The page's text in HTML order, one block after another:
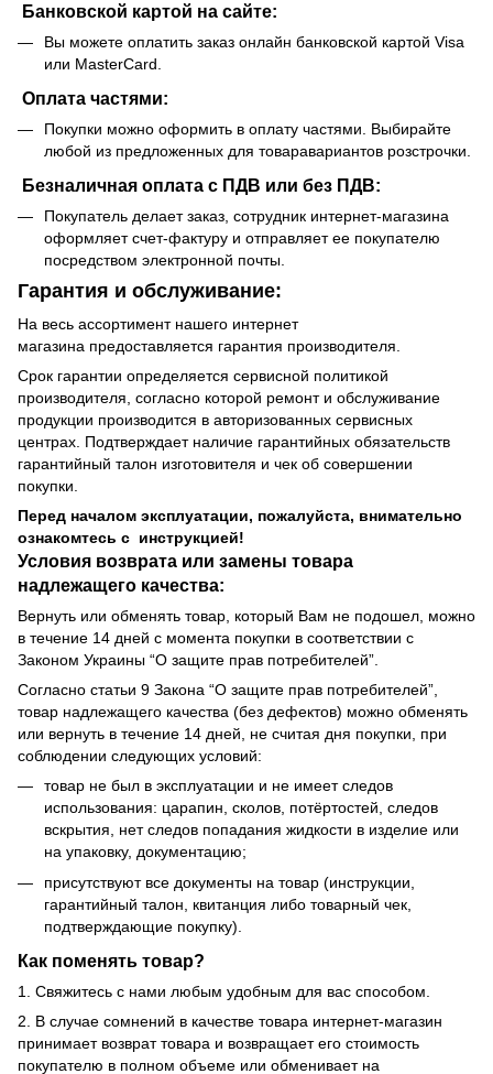
Банковской картой на сайте:
Вы можете оплатить заказ онлайн банковской картой Visa
или MasterCard.
Оплата частями:
Покупки можно оформить в оплату частями. Выбирайте
любой из предложенных для товаравариантов розстрочки.
Безналичная оплата с ПДВ или без ПДВ:
Покупатель делает заказ, сотрудник интернет-магазина
оформляет счет-фактуру и отправляет ее покупателю
посредством электронной почты.
Гарантия и обслуживание:
На весь ассортимент нашего интернет
магазина предоставляется гарантия производителя.
Срок гарантии определяется сервисной политикой
производителя, согласно которой ремонт и обслуживание
продукции производится в авторизованных сервисных
центрах. Подтверждает наличие гарантийных обязательств
гарантийный талон изготовителя и чек об совершении
покупки.
Перед началом эксплуатации, пожалуйста, внимательно
ознакомтесь с инструкцией!
Условия возврата или замены товара
надлежащего качества:
Вернуть или обменять товар, который Вам не подошел, можно
в течение 14 дней с момента покупки в соответствии с
Законом Украины “О защите прав потребителей”.
Согласно статьи 9 Закона “О защите прав потребителей”,
товар надлежащего качества (без дефектов) можно обменять
или вернуть в течение 14 дней, не считая дня покупки, при
соблюдении следующих условий:
товар не был в эксплуатации и не имеет следов
использования: царапин, сколов, потёртостей, следов
вскрытия, нет следов попадания жидкости в изделие или
на упаковку, документацию;
присутствуют все документы на товар (инструкции,
гарантийный талон, квитанция либо товарный чек,
подтверждающие покупку).
Как поменять товар?
1. Свяжитесь с нами любым удобным для вас способом.
2. В случае сомнений в качестве товара интернет-магазин
принимает возврат товара и возвращает его стоимость
покупателю в полном объеме или обменивает на